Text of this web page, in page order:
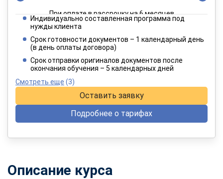
При оплате в рассрочку на 6 месяцев
2 840 руб. / 4 734 руб.
При оплате в рассрочку на 12 месяцев
Индивидуально составленная программа под
нужды клиента
Срок готовности документов – 1 календарный день
(в день оплаты договора)
Срок отправки оригиналов документов после
окончания обучения – 5 календарных дней
Смотреть еще (3)
Оставить заявку
Подробнее о тарифах
Описание курса